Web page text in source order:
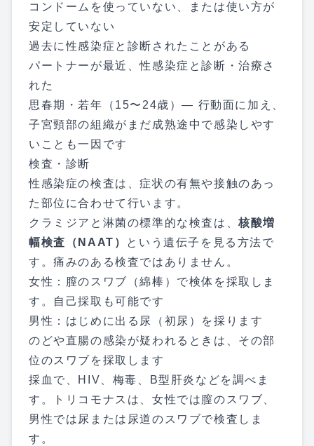
コンドームを使っていない、または使い方が
安定していない
過去に性感染症と診断されたことがある
パートナーが最近、性感染症と診断・治療さ
れた
思春期・若年（15〜24歳）— 行動面に加え、
子宮頸部の組織がまだ成熟途中で感染しやす
いことも一因です
検査・診断
性感染症の検査は、症状の有無や接触のあっ
た部位に合わせて行います。
クラミジアと淋菌の標準的な検査は、核酸増
幅検査（NAAT） という遺伝子を見る方法で
す。痛みのある検査ではありません。
女性：膣のスワブ（綿棒）で検体を採取しま
す。自己採取も可能です
男性：はじめに出る尿（初尿）を採ります
のどや直腸の感染が疑われるときは、その部
位のスワブを採取します
採血で、HIV、梅毒、B型肝炎などを調べま
す。トリコモナスは、女性では膣のスワブ、
男性では尿または尿道のスワブで検査しま
す。